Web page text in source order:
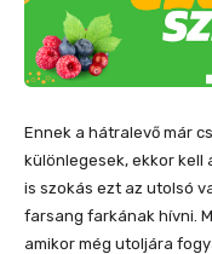
Ennek a hátralevő már
különlegesek, ekkor kell
is szokás ezt az utolsó
farsang farkának hívni.
amikor még utoljára